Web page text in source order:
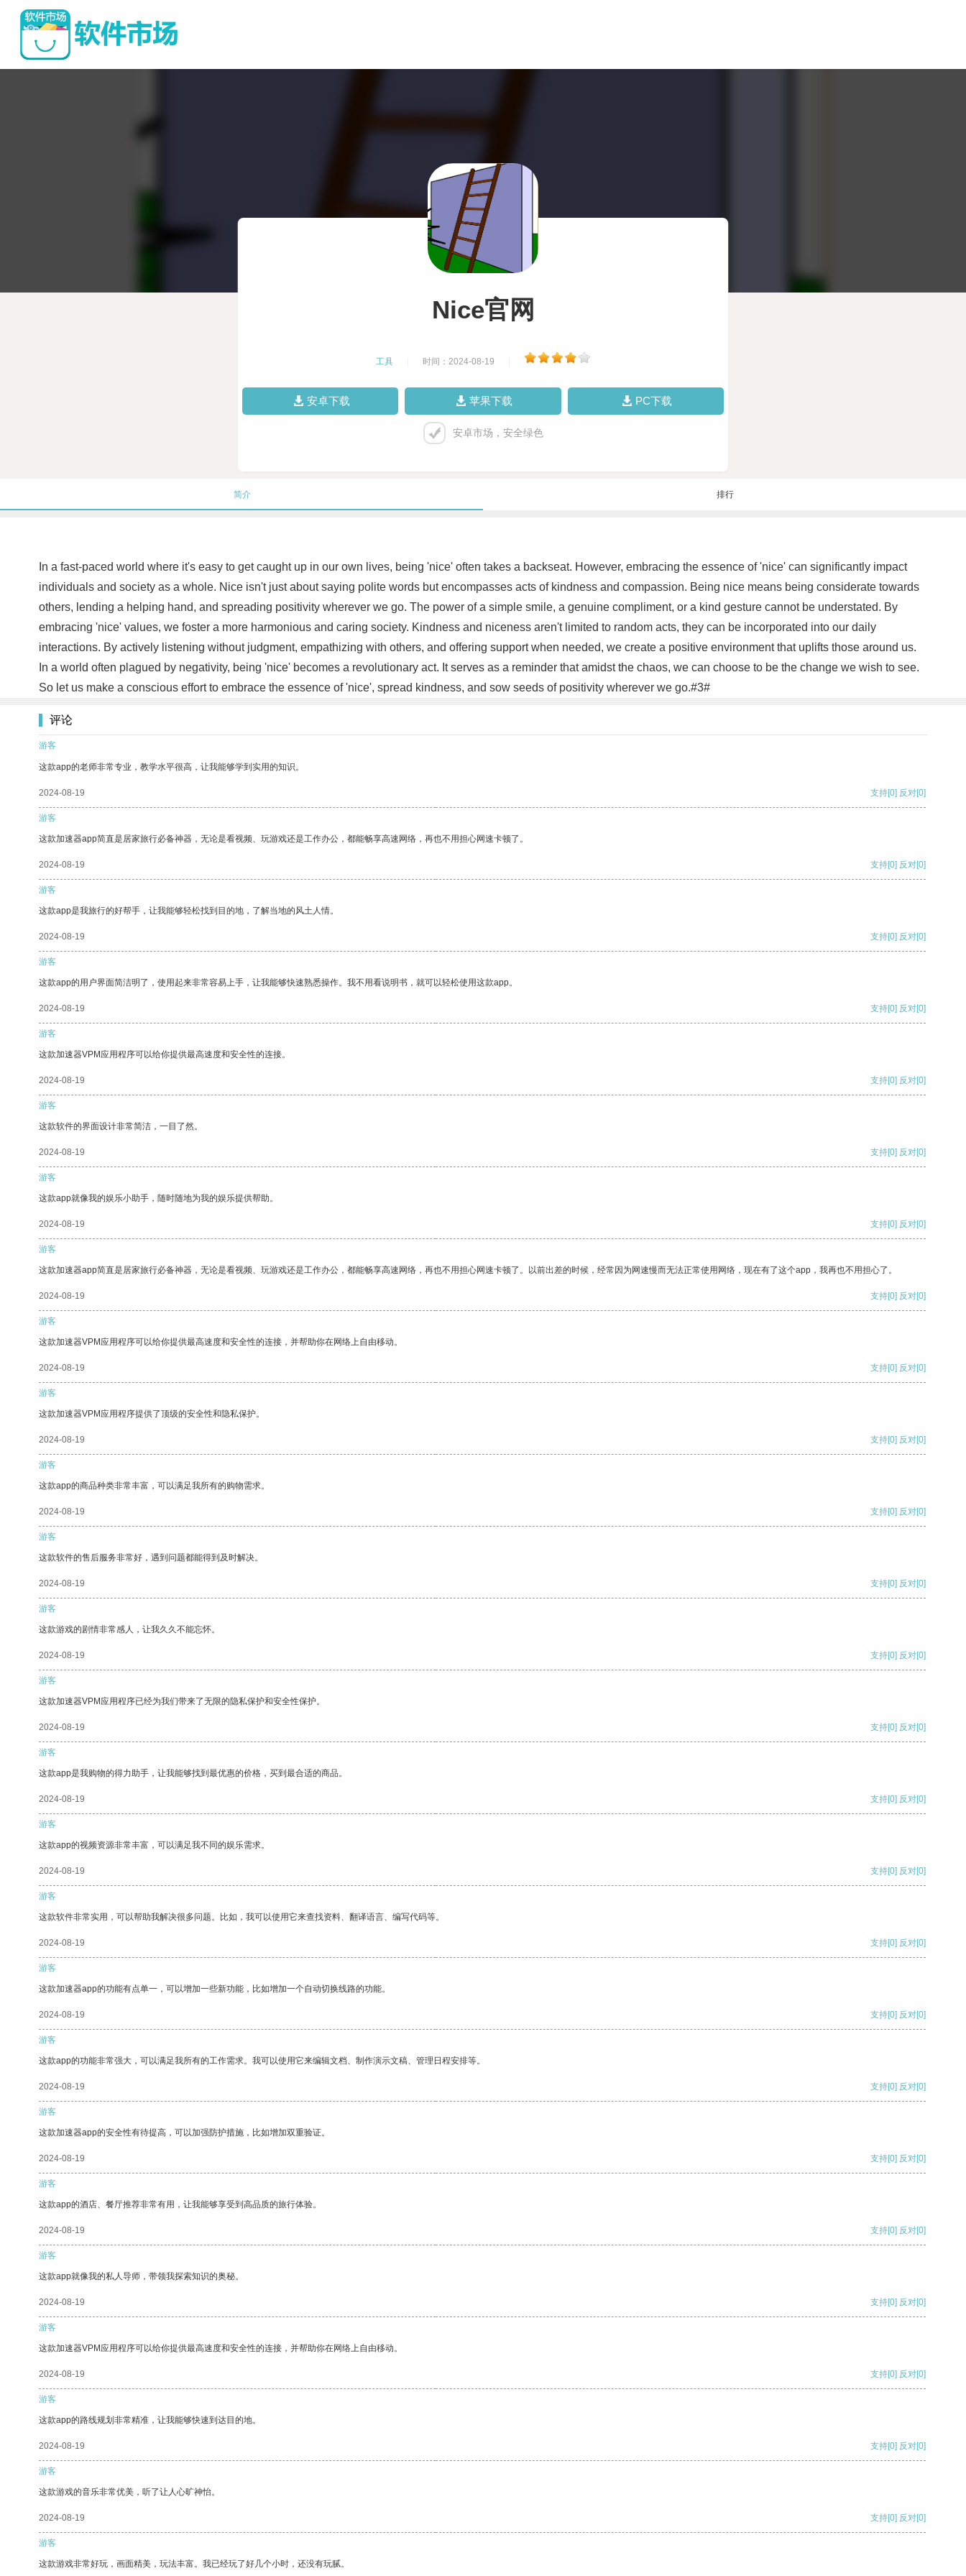
Nice官网
工具 时间：2024-08-19
安卓下载 苹果下载 PC下载
安卓市场，安全绿色
简介 排行
In a fast-paced world where it's easy to get caught up in our own lives, being 'nice' often takes a backseat. However, embracing the essence of 'nice' can significantly impact
individuals and society as a whole. Nice isn't just about saying polite words but encompasses acts of kindness and compassion. Being nice means being considerate towards
others, lending a helping hand, and spreading positivity wherever we go. The power of a simple smile, a genuine compliment, or a kind gesture cannot be understated. By
embracing 'nice' values, we foster a more harmonious and caring society. Kindness and niceness aren't limited to random acts, they can be incorporated into our daily
interactions. By actively listening without judgment, empathizing with others, and offering support when needed, we create a positive environment that uplifts those around us.
In a world often plagued by negativity, being 'nice' becomes a revolutionary act. It serves as a reminder that amidst the chaos, we can choose to be the change we wish to see.
So let us make a conscious effort to embrace the essence of 'nice', spread kindness, and sow seeds of positivity wherever we go.#3#
评论
游客
这款app的老师非常专业，教学水平很高，让我能够学到实用的知识。
2024-08-19 支持[0] 反对[0]
游客
这款加速器app简直是居家旅行必备神器，无论是看视频、玩游戏还是工作办公，都能畅享高速网络，再也不用担心网速卡顿了。
2024-08-19 支持[0] 反对[0]
游客
这款app是我旅行的好帮手，让我能够轻松找到目的地，了解当地的风土人情。
2024-08-19 支持[0] 反对[0]
游客
这款app的用户界面简洁明了，使用起来非常容易上手，让我能够快速熟悉操作。我不用看说明书，就可以轻松使用这款app。
2024-08-19 支持[0] 反对[0]
游客
这款加速器VPM应用程序可以给你提供最高速度和安全性的连接。
2024-08-19 支持[0] 反对[0]
游客
这款软件的界面设计非常简洁，一目了然。
2024-08-19 支持[0] 反对[0]
游客
这款app就像我的娱乐小助手，随时随地为我的娱乐提供帮助。
2024-08-19 支持[0] 反对[0]
游客
这款加速器app简直是居家旅行必备神器，无论是看视频、玩游戏还是工作办公，都能畅享高速网络，再也不用担心网速卡顿了。以前出差的时候，经常因为网速慢而无法正常使用网络，现在有了这个app，我再也不用担心了。
2024-08-19 支持[0] 反对[0]
游客
这款加速器VPM应用程序可以给你提供最高速度和安全性的连接，并帮助你在网络上自由移动。
2024-08-19 支持[0] 反对[0]
游客
这款加速器VPM应用程序提供了顶级的安全性和隐私保护。
2024-08-19 支持[0] 反对[0]
游客
这款app的商品种类非常丰富，可以满足我所有的购物需求。
2024-08-19 支持[0] 反对[0]
游客
这款软件的售后服务非常好，遇到问题都能得到及时解决。
2024-08-19 支持[0] 反对[0]
游客
这款游戏的剧情非常感人，让我久久不能忘怀。
2024-08-19 支持[0] 反对[0]
游客
这款加速器VPM应用程序已经为我们带来了无限的隐私保护和安全性保护。
2024-08-19 支持[0] 反对[0]
游客
这款app是我购物的得力助手，让我能够找到最优惠的价格，买到最合适的商品。
2024-08-19 支持[0] 反对[0]
游客
这款app的视频资源非常丰富，可以满足我不同的娱乐需求。
2024-08-19 支持[0] 反对[0]
游客
这款软件非常实用，可以帮助我解决很多问题。比如，我可以使用它来查找资料、翻译语言、编写代码等。
2024-08-19 支持[0] 反对[0]
游客
这款加速器app的功能有点单一，可以增加一些新功能，比如增加一个自动切换线路的功能。
2024-08-19 支持[0] 反对[0]
游客
这款app的功能非常强大，可以满足我所有的工作需求。我可以使用它来编辑文档、制作演示文稿、管理日程安排等。
2024-08-19 支持[0] 反对[0]
游客
这款加速器app的安全性有待提高，可以加强防护措施，比如增加双重验证。
2024-08-19 支持[0] 反对[0]
游客
这款app的酒店、餐厅推荐非常有用，让我能够享受到高品质的旅行体验。
2024-08-19 支持[0] 反对[0]
游客
这款app就像我的私人导师，带领我探索知识的奥秘。
2024-08-19 支持[0] 反对[0]
游客
这款加速器VPM应用程序可以给你提供最高速度和安全性的连接，并帮助你在网络上自由移动。
2024-08-19 支持[0] 反对[0]
游客
这款app的路线规划非常精准，让我能够快速到达目的地。
2024-08-19 支持[0] 反对[0]
游客
这款游戏的音乐非常优美，听了让人心旷神怡。
2024-08-19 支持[0] 反对[0]
游客
这款游戏非常好玩，画面精美，玩法丰富。我已经玩了好几个小时，还没有玩腻。